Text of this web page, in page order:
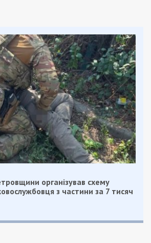
ситуации особенно
что спасатели израсходуют
воды, за которую потом АТБ
Хотя, если бы ГСЧСники не
происшествия, АТБ могло бы
при малейшей искре.
еще один оперативный отряд
дальнейшего разбирания всех
в том, что все 12 автомобилей с
топлива. Дизель, бензин и газ в том
температуре малейшая искра могла
всех автомобилей, что здесь
подполковник Олег
оперативно-координационного
области.